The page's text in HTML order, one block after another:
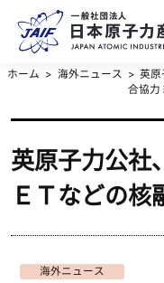
ホーム 海外ニュース
英原
合協力
英原子力公社
ＥＴなどの核
海外ニュース